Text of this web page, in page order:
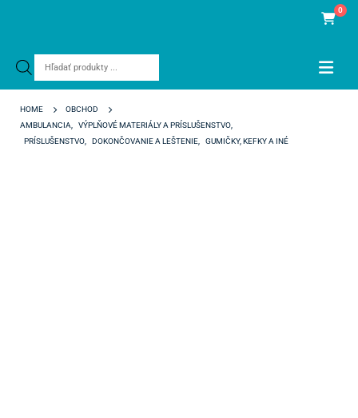
Products
0
HOME
OBCHOD
AMBULANCIA
VÝPLŇOVÉ MATERIÁLY A PRÍSLUŠENSTVO
PRÍSLUŠENSTVO
DOKONČOVANIE A LEŠTENIE GUMIČKY, KEFKY A INÉ